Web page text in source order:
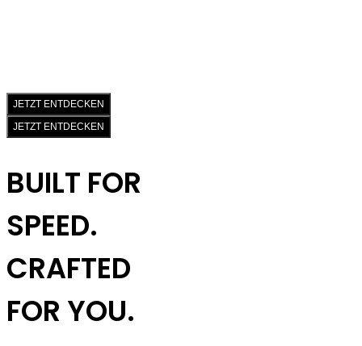
JETZT ENTDECKEN
JETZT ENTDECKEN
BUILT FOR
SPEED.
CRAFTED
FOR YOU.